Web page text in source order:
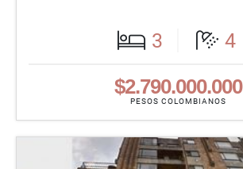
3 4
$2.790.000.000
PESOS COLOMBIANOS